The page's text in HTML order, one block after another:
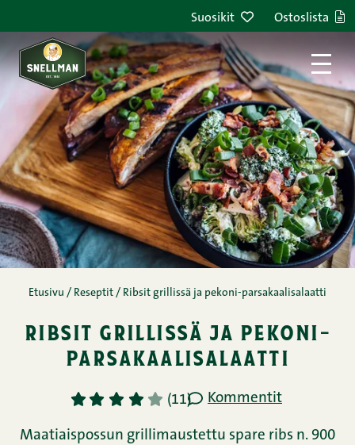
Suosikit Ostoslista
Etusivu / Reseptit / Ribsit grillissä ja pekoni-parsakaalisalaatti
ribsit grillissä ja pekoni-
parsakaalisalaatti
1 2 3 4 5 (11) Kommentit
Maatiaispossun grillimaustettu spare ribs n. 900